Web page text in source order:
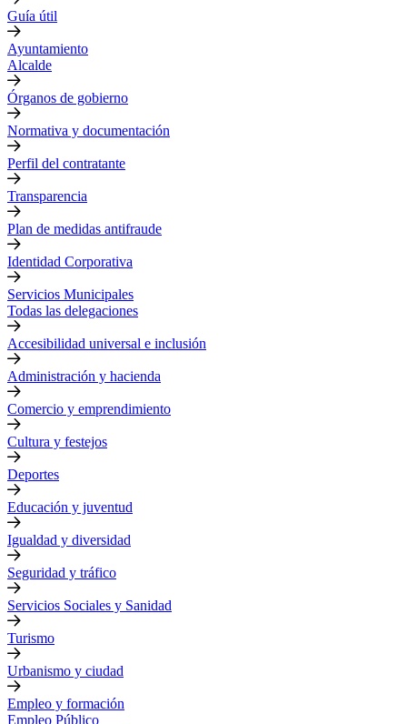
Guía útil
Ayuntamiento
Alcalde
Órganos de gobierno
Normativa y documentación
Perfil del contratante
Transparencia
Plan de medidas antifraude
Identidad Corporativa
Servicios Municipales
Todas las delegaciones
Accesibilidad universal e inclusión
Administración y hacienda
Comercio y emprendimiento
Cultura y festejos
Deportes
Educación y juventud
Igualdad y diversidad
Seguridad y tráfico
Servicios Sociales y Sanidad
Turismo
Urbanismo y ciudad
Empleo y formación
Empleo Público